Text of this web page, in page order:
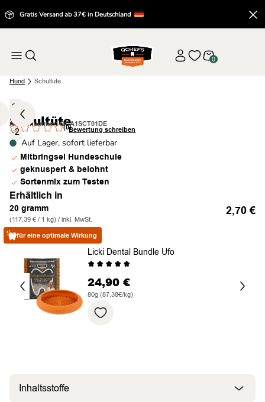
Gratis Versand ab 37€ in Deutschland
0
Hund Schultüte
2
/
-2
Schultüte
Artikelnummer: QCA1SCT01DE
(0)Bewertung schreiben
Auf Lager, sofort lieferbar
Mitbringsel Hundeschule
geknuspert & belohnt
Sortenmix zum Testen
Erhältlich in
20 gramm
(117,39 € / 1 kg) / inkl. MwSt.
2,70€
für eine optimale Wirkung
Licki Dental Bundle Ufo
24,90 €
80g (87,38€/kg)
Inhaltsstoffe